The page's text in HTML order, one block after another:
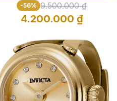
-56% 9.500.000 ₫
4.200.000 ₫